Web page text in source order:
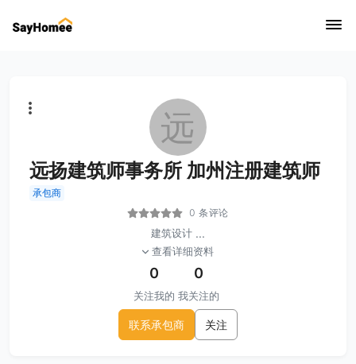
远
远扬建筑师事务所 加州注册建筑师
承包商
0 条评论
建筑设计 ...
查看详细资料
0
关注我的
0
我关注的
联系承包商 关注